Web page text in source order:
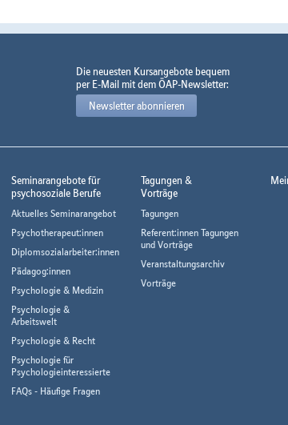
Die neuesten Kursangebote bequem
per E-Mail mit dem ÖAP-Newsletter:
Newsletter abonnieren
Seminarangebote für
psychosoziale Berufe
Aktuelles Seminarangebot
Psychotherapeut:innen
Diplomsozialarbeiter:innen
Pädagog:innen
Psychologie & Medizin
Psychologie &
Arbeitswelt
Psychologie & Recht
Psychologie für
Psychologieinteressierte
FAQs - Häufige Fragen
Tagungen &
Vorträge
Tagungen
Referent:innen Tagungen
und Vorträge
Veranstaltungsarchiv
Vorträge